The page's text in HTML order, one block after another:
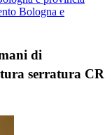
Bologna e
di
serratura CR